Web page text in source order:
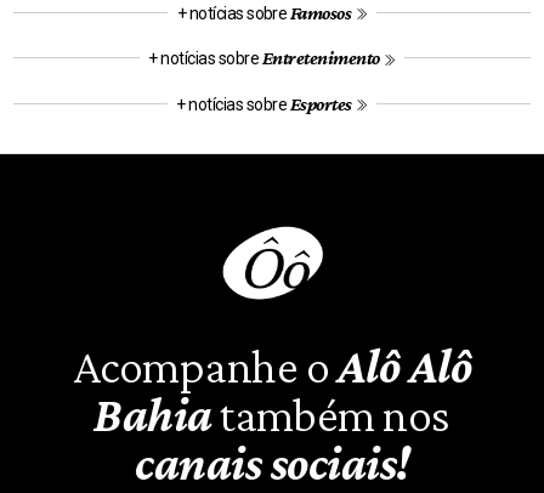
+ notícias sobre Famosos
+ notícias sobre Entretenimento
+ notícias sobre Esportes
Acompanhe oAlô Alô
Bahiatambém nos
canais sociais!